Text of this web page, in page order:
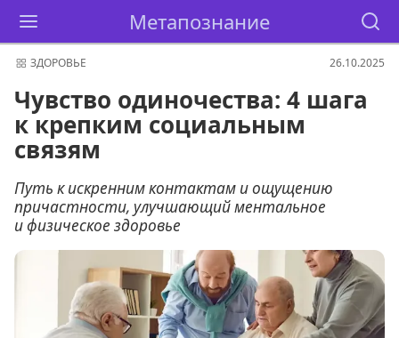
Метапознание
ЗДОРОВЬЕ 26.10.2025
Чувство одиночества: 4 шага
к крепким социальным
связям
Путь к искренним контактам и ощущению
причастности, улучшающий ментальное
и физическое здоровье